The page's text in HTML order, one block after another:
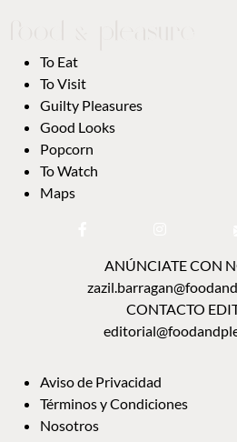
To Eat
To Visit
Guilty Pleasures
Good Looks
Popcorn
To Watch
Maps
ANÚNCIATE CON
CONTACTO
Aviso de Privacidad
Términos y Condiciones
Nosotros